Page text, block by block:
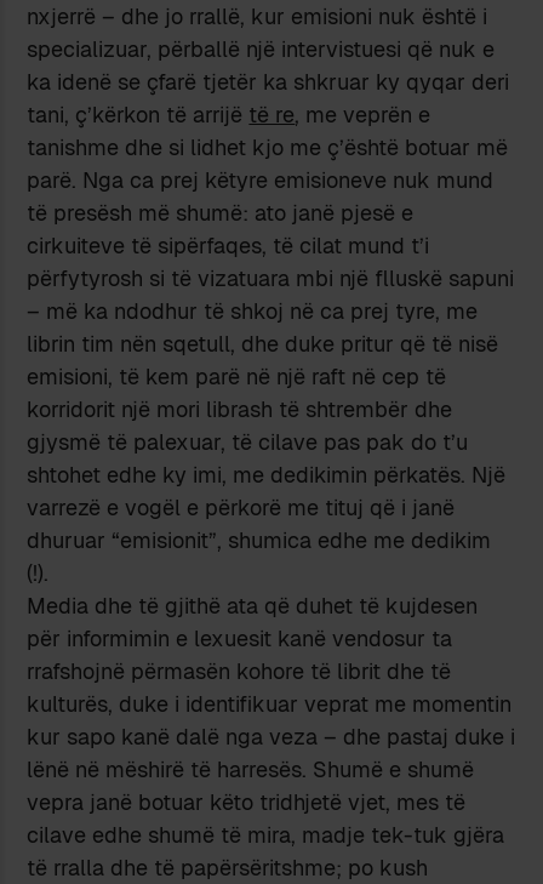
nxjerrë – dhe jo rrallë, kur emisioni nuk është i
specializuar, përballë një intervistuesi që nuk e
ka idenë se çfarë tjetër ka shkruar ky qyqar deri
tani, ç’kërkon të arrijë të re, me veprën e
tanishme dhe si lidhet kjo me ç’është botuar më
parë. Nga ca prej këtyre emisioneve nuk mund
të presësh më shumë: ato janë pjesë e
cirkuiteve të sipërfaqes, të cilat mund t’i
përfytyrosh si të vizatuara mbi një flluskë sapuni
– më ka ndodhur të shkoj në ca prej tyre, me
librin tim nën sqetull, dhe duke pritur që të nisë
emisioni, të kem parë në një raft në cep të
korridorit një mori librash të shtrembër dhe
gjysmë të palexuar, të cilave pas pak do t’u
shtohet edhe ky imi, me dedikimin përkatës. Një
varrezë e vogël e përkorë me tituj që i janë
dhuruar “emisionit”, shumica edhe me dedikim
(!).
Media dhe të gjithë ata që duhet të kujdesen
për informimin e lexuesit kanë vendosur ta
rrafshojnë përmasën kohore të librit dhe të
kulturës, duke i identifikuar veprat me momentin
kur sapo kanë dalë nga veza – dhe pastaj duke i
lënë në mëshirë të harresës. Shumë e shumë
vepra janë botuar këto tridhjetë vjet, mes të
cilave edhe shumë të mira, madje tek-tuk gjëra
të rralla dhe të papërsëritshme; po kush